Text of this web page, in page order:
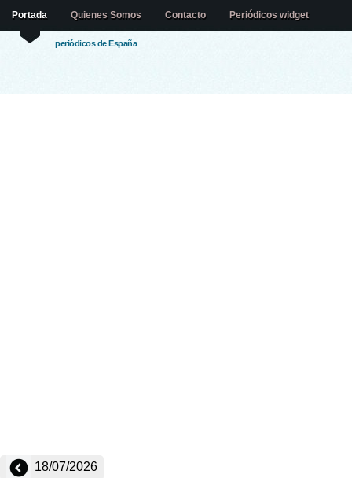
periódicos de España
Portada Quienes Somos Contacto Periódicos widget
18/07/2026